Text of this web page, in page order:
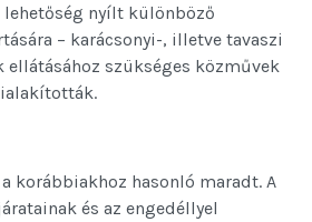
nyílt különböző
– karácsonyi-, illetve tavaszi
ellátásához szükséges közművek
korábbiakhoz hasonló maradt. A
és az engedéllyel